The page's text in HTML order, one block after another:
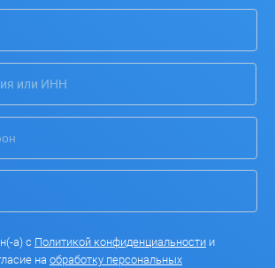
а) с Политикой конфиденциальности и
на обработку персональных